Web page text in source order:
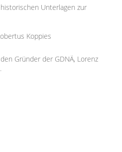
Unterlagen zur
Gründer der GDNÄ, Lorenz